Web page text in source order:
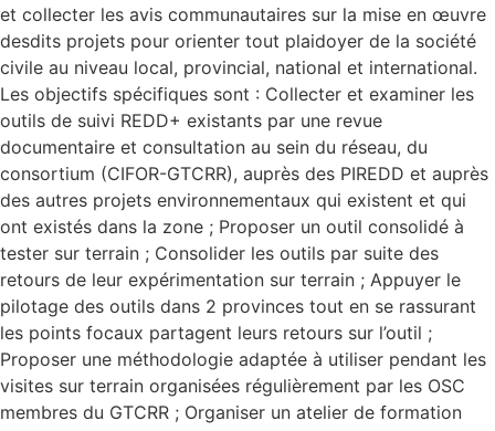
et collecter les avis communautaires sur la mise en œuvre
desdits projets pour orienter tout plaidoyer de la société
civile au niveau local, provincial, national et international.
Les objectifs spécifiques sont : Collecter et examiner les
outils de suivi REDD+ existants par une revue
documentaire et consultation au sein du réseau, du
consortium (CIFOR-GTCRR), auprès des PIREDD et auprès
des autres projets environnementaux qui existent et qui
ont existés dans la zone ; Proposer un outil consolidé à
tester sur terrain ; Consolider les outils par suite des
retours de leur expérimentation sur terrain ; Appuyer le
pilotage des outils dans 2 provinces tout en se rassurant
les points focaux partagent leurs retours sur l’outil ;
Proposer une méthodologie adaptée à utiliser pendant les
visites sur terrain organisées régulièrement par les OSC
membres du GTCRR ; Organiser un atelier de formation